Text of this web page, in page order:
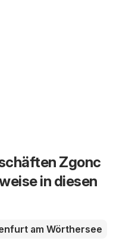
Zgonc
in diesen
am Wörthersee